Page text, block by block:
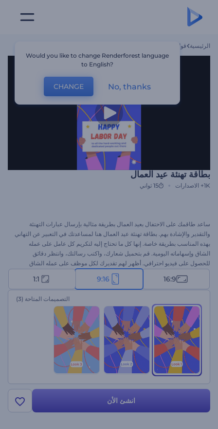
الرئيسية قوالب
بطاقة تهنئة عيد العمال
1K+ الاصدارات 15 ثواني
ساعد طاقمك على الاحتفال بعيد العمال بطريقة مثالية بإرسال عبارات التهنئة
والتقدير والإشادة بهم. بطاقة تهنئة عيد العمال هنا لمساعدتك في التعبير عن التهاني
بهذه المناسب بطريقة خاصة. إنها كل ما تحتاج إليه لتكريم كل عامل على عمله
الشاق وإسهاماته اليومية. قم بتحميل شعارك، واكتب رسالتك، وانتظر دقائق
للحصول على فيديو احترافي. أظهر لهم تقديرك لكل موظف على عمله الشاق
بطريقة فريدة. جرب هذا النموذج الآن!
16:9
9:16
1:1
التصميمات المتاحة (3)
انشئ الأن
Would you like to change Renderforest language
to English?
CHANGE No, thanks